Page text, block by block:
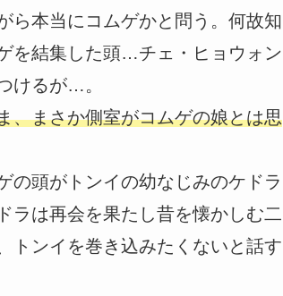
本当にコムゲかと問う。何故知
を結集した頭…チェ・ヒョウォン
けるが…。
、まさか側室がコムゲの娘とは思
の頭がトンイの幼なじみのケドラ
ラは再会を果たし昔を懐かしむ二
トンイを巻き込みたくないと話す